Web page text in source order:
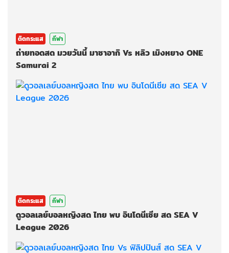
ติดกระแส กีฬา
ถ่ายทอดสด มวยวันนี้ มาซาอากิ Vs หลิว เมิงหยาง ONE
Samurai 2
ติดกระแส กีฬา
ดูวอลเลย์บอลหญิงสด ไทย พบ อินโดนีเซีย สด SEA V
League 2026